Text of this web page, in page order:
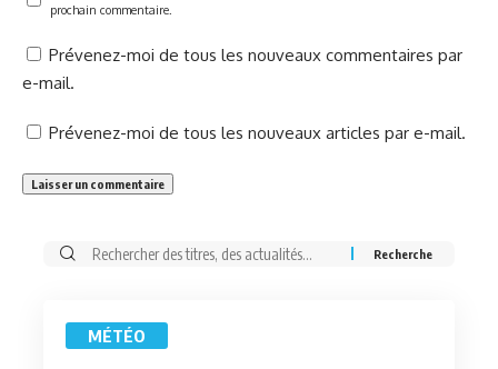
prochain commentaire.
Prévenez-moi de tous les nouveaux commentaires par
e-mail.
Prévenez-moi de tous les nouveaux articles par e-mail.
Rechercher:
MÉTÉO